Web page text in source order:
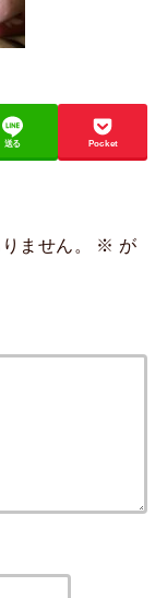
送る Pocket
ません。 ※ が